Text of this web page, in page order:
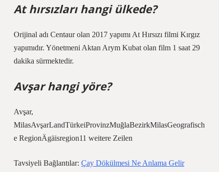
At hırsızları hangi ülkede?
Orijinal adı Centaur olan 2017 yapımı At Hırsızı filmi Kırgız
yapımıdır. Yönetmeni Aktan Arym Kubat olan film 1 saat 29
dakika sürmektedir.
Avşar hangi yöre?
Avşar,
MilasAvşarLandTürkeiProvinzMuğlaBezirkMilasGeografisch
e RegionÄgäisregion11 weitere Zeilen
Tavsiyeli Bağlantılar: Çay Dökülmesi Ne Anlama Gelir